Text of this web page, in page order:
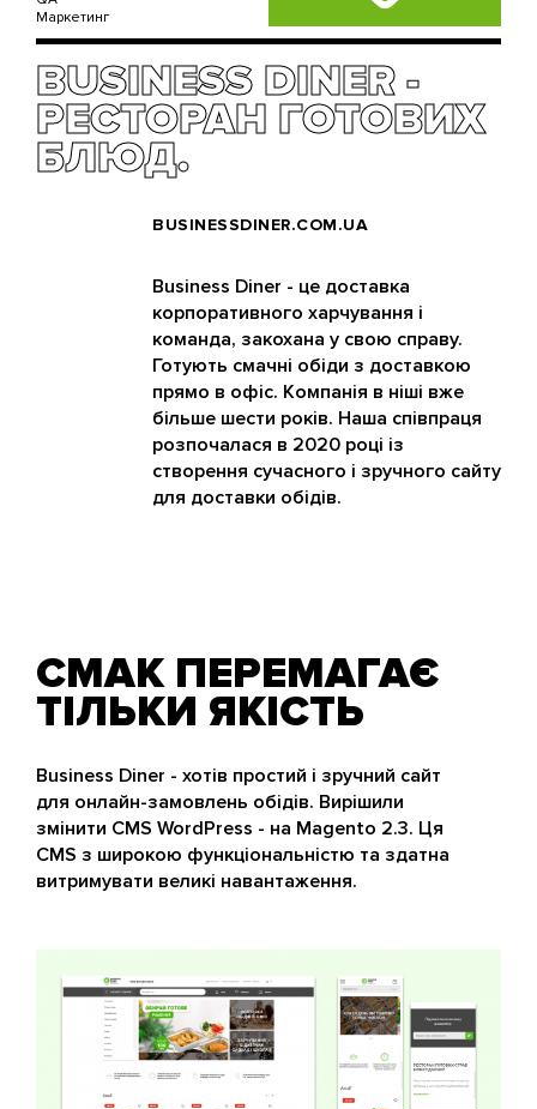
Маркетинг
BUSINESS DINER -
РЕСТОРАН ГОТОВИХ
БЛЮД.
BUSINESSDINER.COM.UA
Business Diner - це доставка
корпоративного харчування і
команда, закохана у свою справу.
Готують смачні обіди з доставкою
прямо в офіс. Компанія в ніші вже
більше шести років. Наша співпраця
розпочалася в 2020 році із
створення сучасного і зручного сайту
для доставки обідів.
СМАК ПЕРЕМАГАЄ
ТІЛЬКИ ЯКІСТЬ
Business Diner - хотів простий і зручний сайт
для онлайн-замовлень обідів. Вирішили
змінити CMS WordPress - на Magento 2.3. Ця
CMS з широкою функціональністю та здатна
витримувати великі навантаження.